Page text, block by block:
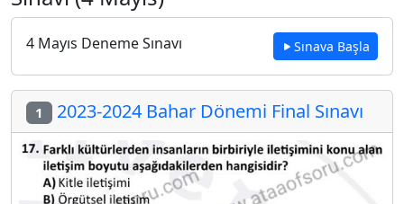
4 Mayıs Deneme Sınavı Sınava Başla
1 2023-2024 Bahar Dönemi Final Sınavı